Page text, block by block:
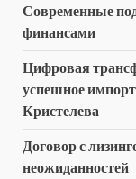
Современные
финансами
Цифровая
успешное
Кристелева
Договор с
неожиданностей